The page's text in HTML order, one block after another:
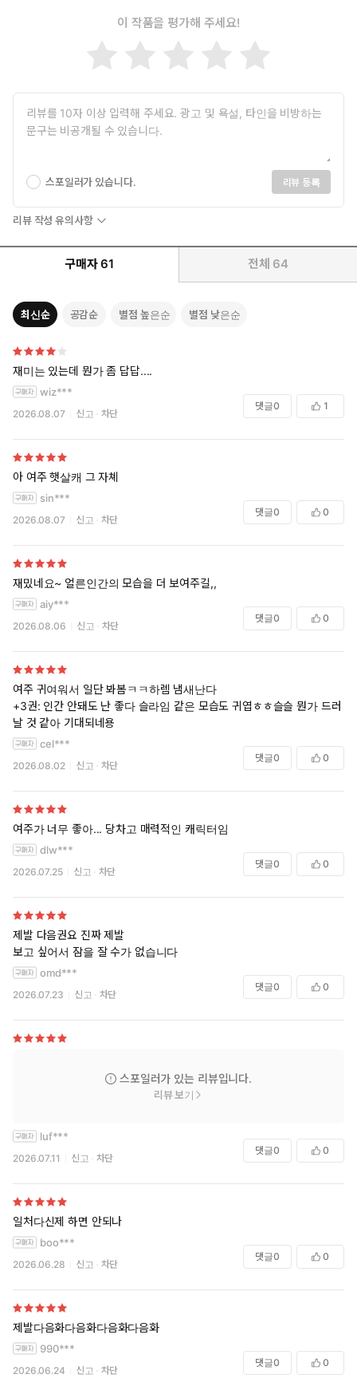
이 작품을 평가해 주세요!
스포일러가 있습니다. 리뷰 등록
리뷰 작성 유의사항
구매자 61 전체 64
최신순 공감순 별점 높은순 별점 낮은순
재미는 있는데 뭔가 좀 답답....
wiz***
2026.08.07 신고 차단
댓글0 1
아 여주 햇살캐 그 자쳬
sin***
2026.08.07 신고 차단
댓글0 0
재밌네요~ 얼른인간의 모습을 더 보여주길,,
aiy***
2026.08.06 신고 차단
댓글0 0
여주 귀여워서 일단 봐봄ㅋㅋ하렘 냄새난다
+3권: 인간 안돼도 난 좋다 슬라임 같은 모습도 귀엽ㅎㅎ슬슬 뭔가 드러
날 것 같아 기대되네용
cel***
2026.08.02 신고 차단
댓글0 0
여주가 너무 좋아... 당차고 매력적인 캐릭터임
dlw***
2026.07.25 신고 차단
댓글0 0
제발 다음권요 진짜 제발
보고 싶어서 잠을 잘 수가 없습니다
omd***
2026.07.23 신고 차단
댓글0 0
스포일러가 있는 리뷰입니다.
리뷰 보기
luf***
2026.07.11 신고 차단
댓글0 0
일처다신제 하면 안되나
boo***
2026.06.28 신고 차단
댓글0 0
제발다음화다음화다음화다음화
990***
2026.06.24 신고 차단
댓글0 0